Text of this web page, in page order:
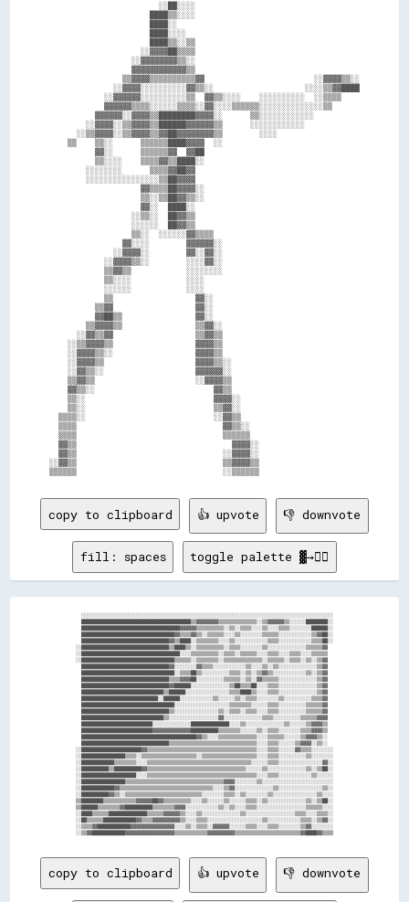
                        ░░██░░░░
                      ████▒▒░░░░
                      ████░░
                      ████░░░░
                      ████▒▒░░▒▒
                    ░░▓▓▓▓██▒▒▒▒
                  ░░▓▓▓▓▓▓▓▓▒▒░░
                  ▓▓▓▓▓▓▓▓▓▓▓▓▒▒
                ▒▒▓▓▓▓▒▒▒▒▒▒▒▒▒▒▓▓                        ░░▓▓▓▓▒▒░░
              ░░▓▓▓▓░░░░░░░░░░▓▓▒▒░░                    ░░░░▒▒▓▓████
            ░░▓▓▓▓▓▓░░░░░░░░░░▒▒  ▓▓▒▒░░░░    ░░░░░░░░░░  ░░▒▒▒▒
            ▓▓▓▓▓▓▒▒▒▒░░░░░░▒▒▒▒░░▓▓░░░░▒▒▒▒▒▒░░░░░░░░░░░░░░▒▒
          ▓▓▓▓▓▓░░▓▓▓▓▒▒████████▓▓▓▓░░      ▒▒░░░░░░░░░░░░
        ░░▓▓▓▓░░▒▒▓▓▓▓▒▒██████▓▓▓▓▓▓▒▒      ░░░░░░░░░░░░
      ░░▒▒▓▓▓▓░░▒▒▓▓▓▓▒▒▓▓██▓▓▓▓▓▓▓▓▒▒        ░░░░
    ▒▒    ▒▒░░      ▒▒▒▒▒▒████▓▓▓▓  ░░
          ▓▓░░      ▒▒▒▒▒▒▓▓  ▓▓██
          ▒▒░░░░    ▒▒▒▒▓▓▒▒████░░
        ░░░░░░░░      ▒▒▒▒▓▓██▓▓
        ░░░░░░░░░░░░░░░░▒▒██▓▓▓▓
                    ▓▓▒▒▒▒██▓▓▓▓░░
                    ▒▒░░▒▒██▓▓▒▒░░
                    ▓▓░░  ████░░
                  ░░▒▒░░  ██▓▓▒▒
                  ░░░░░░  ██▓▓▒▒
                  ▒▒░░  ░░░░░░▓▓▒▒▒▒
                ▓▓░░░░        ▓▓▓▓▓▓░░
              ░░▓▓▓▓░░        ▓▓░░▓▓░░
            ░░▓▓▓▓▒▒░░        ░░░░▓▓░░
            ▒▒▓▓▒▒            ░░░░░░░░
            ▒▒░░░░            ░░░░
            ░░░░░░            ░░░░
            ▒▒                  ▓▓░░
          ▒▒▓▓                  ▓▓░░
          ▓▓██▒▒                ▓▓░░
        ▒▒▓▓▓▓▒▒                ▒▒▓▓░░
      ░░▓▓▒▒▓▓                  ▒▒▓▓▒▒
    ░░▒▒▓▓▓▓▒▒                  ▓▓▓▓▒▒
    ░░▓▓▓▓▒▒░░                  ▓▓▓▓▒▒
    ░░▓▓▓▓▒▒                    ▓▓▓▓▒▒░░
    ░░▓▓▒▒░░                    ▓▓▓▓▓▓░░
    ▒▒▓▓▒▒                      ░░▓▓▓▓▒▒
    ▓▓▒▒░░                          ▓▓▒▒
    ▒▒░░                            ▓▓▓▓░░
    ▒▒░░                            ▒▒▓▓░░
  ▒▒▒▒░░                            ░░▓▓▒▒
  ▒▒▒▒                                ▓▓▒▒░░
  ▒▒▒▒                                ▒▒▒▒▒▒
  ▓▓▒▒                                  ▓▓▓▓░░
  ▓▓▒▒                                ░░▓▓▓▓░░
░░▓▓▒▒                                ▒▒▓▓▓▓▒▒
copy to clipboard 👍 upvote 👎 downvote
fill: spaces toggle palette ▓→✊🏽
  ░░░░░░░░░░░░░░░░░░░░░░░░░░░░░░░░░░░░░░░░░░░░░░░░░░░░░░░░░░░░░░░░░░░░░░░░░░░░░░░░░░░░░░░░░░░░
  ████████████████████████████████████████▒▒▓▓▓▓▓▓▓▓▒▒▒▒▒▒▒▒▒▒▒▒▒▒░░▒▒▓▓▓▓▓▓▒▒░░░░░░████████░░
  ████████████████████████████████████▓▓▓▓▓▓▒▒▒▒▒▒▒▒▒▒░░▒▒░░▒▒▒▒░░░░▒▒░░░░▒▒▒▒░░░░░░░░██████░░
  ██████████████████████████████████▓▓▒▒▒▒▓▓▒▒░░▒▒▒▒▒▒░░░░▒▒░░░░░░░░▒▒▒▒▒▒░░░░░░░░░░░░▒▒▓▓██░░
  ████████████████████████████████▓▓▒▒████░░▒▒▒▒▒▒▒▒░░░░▒▒░░░░░░░░░░░░▒▒▒▒░░░░░░░░░░░░▒▒▒▒██░░
░░████████████████████████████████▒▒████▒▒░░▒▒▒▒▒▒▒▒▒▒░░▒▒▒▒░░░░░░░░▒▒░░░░░░░░░░░░░░▒▒▒▒▒▒▓▓
░░████████████████████████████████████░░░░▒▒▒▒▒▒▒▒▒▒░░▒▒▒▒░░▒▒▒▒▒▒░░░░▒▒▒▒░░░░▒▒▒▒░░░░▒▒▒▒▒▒
░░██████████████████████████████████▒▒▒▒▒▒░░▒▒▒▒▒▒▒▒░░▒▒▒▒▒▒▒▒▒▒▒▒▒▒░░▒▒▒▒▒▒░░▒▒▒▒░░▒▒░░▒▒▓▓
  ████████████████████████████████▓▓░░░░░░░░▓▓▒▒▒▒░░░░░░░░░░░░▒▒░░░░▒▒░░▒▒░░░░░░░░░░░░░░▒▒▓▓
  ██████████████████████████████████░░▒▒▒▒██▒▒░░░░░░░░░░▒▒▒▒░░▒▒░░▒▒▓▓▒▒░░░░░░░░░░░░▒▒░░▒▒▓▓
  ████████████████████████████████▒▒▒▒▓▓▓▓██░░░░░░░░░░▒▒▒▒▒▒░░▒▒░░▓▓▒▒▒▒▒▒░░░░░░░░░░░░░░▒▒▓▓
  ████████████████████████████████▓▓██████░░░░░░░░░░░░░░▒▒██▒▒▒▒██░░░░▒▒▒▒░░░░░░░░░░░░░░▒▒▓▓
  ██████████████████████████████▒▒██████░░░░░░░░░░░░░░░░▒▒▒▒████▒▒░░░░▒▒▒▒░░░░░░░░░░░░░░▒▒▓▓
  ████████████████████████████░░██████░░░░░░░░░░░░▒▒░░░░░░▒▒░░▒▒▒▒░░░░░░░░▒▒░░░░░░░░░░▒▒▒▒▓▓
  ██████████████████████████████████░░░░░░░░░░░░░░░░░░░░▒▒▒▒▒▒▒▒░░░░░░▒▒▒▒░░░░░░░░░░▒▒▒▒▒▒▓▓
  ████████████████████████████████▒▒░░░░░░░░░░░░░░░░▒▒░░▒▒▒▒░░▒▒▒▒░░░░▒▒▒▒░░░░░░░░░░▒▒▒▒▒▒▓▓
  ██████████████████████████████▒▒░░░░░░░░░░░░░░░░░░▓▓░░░░░░░░░░░░░░▒▒▒▒░░░░░░░░░░▒▒▒▒▒▒▓▓▓▓
  ██████████████████████████░░░░░░░░░░░░░░██████████████░░░░▒▒░░░░░░░░░░░░░░▒▒░░░░░░▒▒▓▓▓▓▒▒
  ██████████████████████████▓▓▓▓▓▓▓▓▓▓▓▓▓▓██████████▒▒▒▒▒▒▒▒░░░░░░▒▒░░▒▒▒▒░░░░░░░░▒▒▒▒▓▓▓▓▒▒
  ██████████████████████████████████████████▓▓▒▒░░░░▒▒▒▒▒▒▒▒▒▒▒▒▒▒░░░░▒▒▒▒▒▒░░░░░░▒▒▓▓▓▓▒▒░░
  ████████████████████████████████▒▒▒▒▒▒▒▒▒▒▒▒▒▒▒▒▒▒▒▒▒▒▒▒▒▒▒▒▒▒▒▒░░░░▒▒▒▒░░░░░░▒▒▓▓▓▓░░▒▒░░
░░██████████████████████▓▓▒▒▒▒▒▒▒▒▒▒▒▒▒▒▒▒▒▒▒▒▒▒▒▒▒▒▒▒▒▒▒▒▒▒▒▒▒▒▒▒░░░░▒▒▒▒░░░░░░▓▓▒▒▒▒░░░░░░░░
░░████████████████▒▒▒▒░░▒▒▒▒▒▒▒▒▒▒▒▒▒▒▒▒▒▒▒▒░░▒▒▒▒▒▒▒▒▒▒▒▒▒▒▒▒▒▒▒▒░░░░▒▒▒▒░░░░░░░░░░▒▒░░░░░░░░
░░████████████▒▒▒▒▒▒▒▒░░░░▒▒▒▒▒▒▒▒▒▒▒▒▒▒▒▒▒▒▒▒▒▒▒▒▒▒▒▒▒▒▒▒▒▒▒▒▒▒░░░░░░▒▒▒▒░░░░░░░░░░░░░░░░▓▓░░
░░██████████▒▒██████████▓▓▒▒▒▒▒▒▒▒▒▒▒▒▒▒▒▒▒▒▒▒▒▒▒▒▒▒▒▒▒▒▒▒▒▒▒▒░░░░░░▒▒░░░░░░░░░░░░░░▒▒░░▒▒██░░
░░████████████████████░░░░▒▒▒▒▒▒▒▒▒▒▒▒▒▒▒▒▒▒▒▒▒▒▒▒▒▒▒▒▒▒▒▒▒▒▒▒▒▒▒▒░░░░▒▒▒▒░░░░░░░░░░░░▒▒░░░░░░
░░████████████████▒▒▒▒▒▒▒▒▒▒▒▒▒▒▒▒▒▒▒▒▒▒▒▒▒▒▒▒▒▒▒▒▒▒▒▒▓▓▓▓░░░░░░░░▒▒░░░░░░░░░░░░░░░░░░░░░░░░░░
░░████████████▓▓▒▒▒▒▒▒▒▒▒▒▒▒▒▒▒▒▒▒▒▒▒▒▒▒▒▒▒▒▒▒▒▒▒▒░░░░▒▒▓▓░░░░░░░░░░░░░░▒▒░░░░░░░░░░░░░░░░▒▒░░
░░██████████▓▓▒▒░░▒▒▒▒▒▒▒▒▒▒▒▒▒▒▒▒▒▒▒▒▒▒▒▒▒▒▒▒░░░░░░░░▒▒▒▒░░▒▒░░░░░░░░▒▒░░░░░░░░░░░░░░░░▒▒░░░░
▒▒████████▒▒▒▒▒▒▒▒▒▒▒▒▓▓▓▓▓▓██▓▓▒▒▒▒▒▒▒▒▒▒░░░░▒▒░░░░░░▒▒░░░░░░▒▒▒▒░░▒▒░░░░░░░░░░░░░░▒▒░░▒▒██░░
▒▒██████▒▒▒▒▒▒▒▒▓▓██████████▒▒▒▒▒▒▒▒▓▓▓▓░░░░░░░░░░░░▒▒░░▒▒░░░░▒▒▒▒░░░░░░░░░░░░░░░░░░▒▒▒▒▒▒░░░░
░░████▒▒▒▒▒▒██████████████▒▒▒▒▒▒▓▓▓▓▓▓▒▒░░░░▒▒░░░░░░░░░░░░░░▒▒░░░░░░░░░░░░░░░░░░▒▒▒▒░░░░▒▒▒▒░░
░░██▒▒▒▒▒▒████████████▓▓▒▒▒▒▓▓▓▓▓▓▓▓▓▓▒▒░░░░▒▒▒▒░░░░░░░░░░░░░░░░░░░░▒▒░░░░░░░░░░░░▒▒▒▒░░▒▒▓▓░░
░░▒▒▒▒▓▓████████████▓▓▓▓▓▓▓▓▓▓▓▓▓▓▓▓░░░░▒▒░░▒▒▒▒░░▓▓▓▓▓▓░░░░░░▒▒▒▒░░░░▒▒▒▒░░░░░░░░▒▒▓▓░░░░░░░░
copy to clipboard 👍 upvote 👎 downvote